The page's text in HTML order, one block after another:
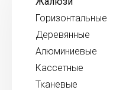
Горизонтальные
Деревянные
Алюминиевые
Кассетные
Тканевые